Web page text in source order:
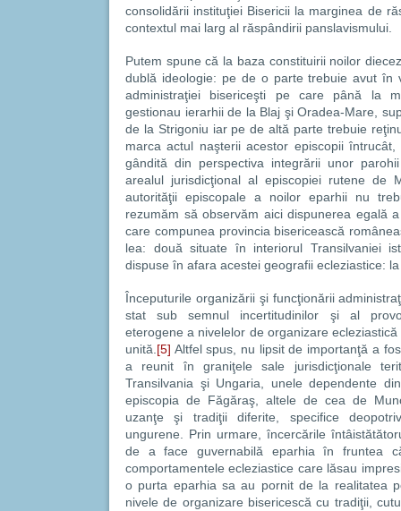
consolidării instituţiei Bisericii la marginea de
contextul mai larg al răspândirii panslavismului.
Putem spune că la baza constituirii noilor
dublă ideologie: pe de o parte trebuie avut în
administraţiei bisericeşti pe care până la
gestionau ierarhii de la Blaj şi Oradea-Mare,
de la Strigoniu iar pe de altă parte trebuie
marca actul naşterii acestor episcopii
gândită din perspectiva integrării unor
arealul jurisdicţional al episcopiei rutene de
autorităţii episcopale a noilor eparhii nu
rezumăm să observăm aici dispunerea egală
care compunea provincia bisericească
lea: două situate în interiorul Transilvaniei
dispuse în afara acestei geografii ecleziastice:
Începuturile organizării şi funcţionării
stat sub semnul incertitudinilor şi al
eterogene a nivelelor de organizare
unită. [5] Altfel spus, nu lipsit de importanţă a
a reunit în graniţele sale jurisdicţionale
Transilvania şi Ungaria, unele dependente
episcopia de Făgăraş, altele de cea de
uzanţe şi tradiţii diferite, specifice
ungurene. Prin urmare, încercările
de a face guvernabilă eparhia în fruntea
comportamentele ecleziastice care lăsau
o purta eparhia sa au pornit de la realitatea
nivele de organizare bisericescă cu tradiţii,